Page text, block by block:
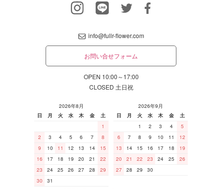
info@fullr-flower.com
お問い合せフォーム
OPEN 10:00～17:00
CLOSED 土日祝
2026年8月
日
月 火 水 木 金
土
1
2
3 4 5 6 7
8
9
10 11 12 13 14
15
16
17 18 19 20 21
22
23
24 25 26 27 28
29
30
31
2026年9月
日
月 火 水 木 金
土
1
2 3 4
5
6
7 8 9 10 11
12
13
14 15 16 17 18
19
20
21 22 23 24 25
26
27
28 29 30